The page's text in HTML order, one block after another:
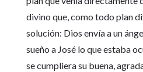
divino que, como todo plan
solución: Dios envía a un
sueño a José lo que estaba
se cumpliera su buena,